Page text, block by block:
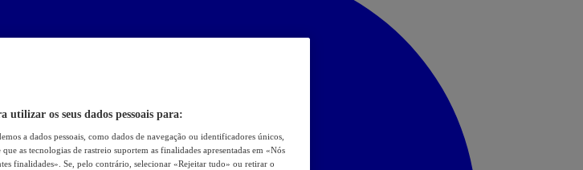
utilizar os seus dados pessoais para:
a dados pessoais, como dados de navegação ou identificadores únicos,
as tecnologias de rastreio suportem as finalidades apresentadas em «Nós
finalidades». Se, pelo contrário, selecionar «Rejeitar tudo» ou retirar o